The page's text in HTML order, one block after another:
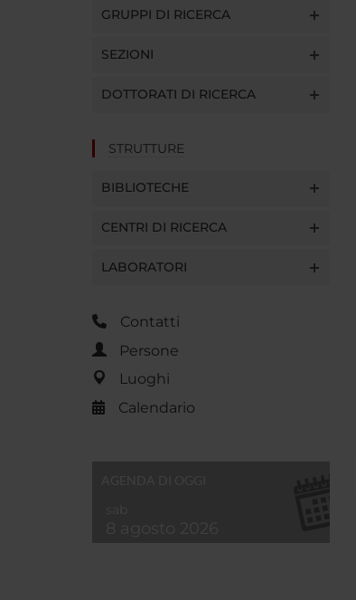
GRUPPI DI RICERCA
SEZIONI
DOTTORATI DI RICERCA
STRUTTURE
BIBLIOTECHE
CENTRI DI RICERCA
LABORATORI
Contatti
Persone
Luoghi
Calendario